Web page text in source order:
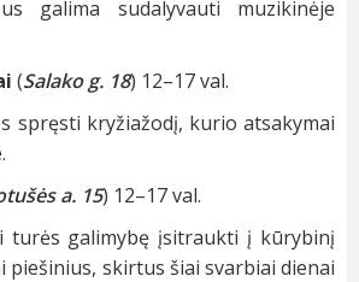
galima sudalyvauti muzikinėje
(Salako g. 18) 12–17 val.
spręsti kryžiažodį, kurio atsakymai
a. 15) 12–17 val.
turės galimybę įsitraukti į kūrybinį
piešinius, skirtus šiai svarbiai dienai